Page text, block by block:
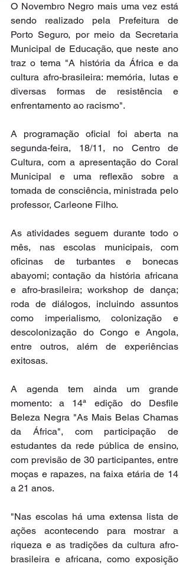
O Novembro Negro mais uma vez está
sendo realizado pela Prefeitura de
Porto Seguro, por meio da Secretaria
Municipal de Educação, que neste ano
traz o tema "A história da África e da
cultura afro-brasileira: memória, lutas e
diversas formas de resistência e
enfrentamento ao racismo".
A programação oficial foi aberta na
segunda-feira, 18/11, no Centro de
Cultura, com a apresentação do Coral
Municipal e uma reflexão sobre a
tomada de consciência, ministrada pelo
professor, Carleone Filho.
As atividades seguem durante todo o
mês, nas escolas municipais, com
oficinas de turbantes e bonecas
abayomi; contação da história africana
e afro-brasileira; workshop de dança;
roda de diálogos, incluindo assuntos
como imperialismo, colonização e
descolonização do Congo e Angola,
entre outros, além de experiências
exitosas.
A agenda tem ainda um grande
momento: a 14ª edição do Desfile
Beleza Negra "As Mais Belas Chamas
da África", com participação de
estudantes da rede pública de ensino,
com previsão de 30 participantes, entre
moças e rapazes, na faixa etária de 14
a 21 anos.
"Nas escolas há uma extensa lista de
ações acontecendo para mostrar a
riqueza e as tradições da cultura afro-
brasileira e africana, como exposição